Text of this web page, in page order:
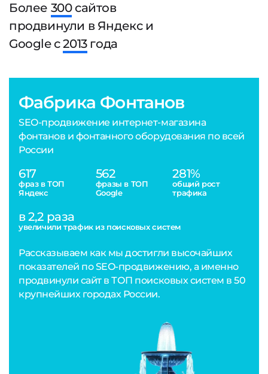
Более 300сайтов
продвинули в Яндекс и
Google с2013года
Фабрика Фонтанов
SEO-продвижение интернет-магазина
фонтанов и фонтанного оборудования по всей
России
617
фраз в ТОП
Яндекс
562
фразы в ТОП
Google
281%
общий рост
трафика
в 2,2 раза
увеличили трафик из поисковых систем
Рассказываем как мы достигли высочайших
показателей по SEO-продвижению, а именно
продвинули сайт в ТОП поисковых систем в 50
крупнейших городах России.